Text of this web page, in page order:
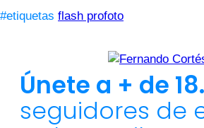
#etiquetas flash profoto
Únete a + de
seguidores de